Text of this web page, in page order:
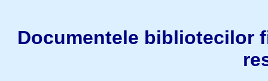
Documentele bibliotecilor